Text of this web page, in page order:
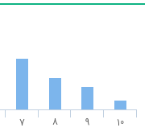
7 8 9 10